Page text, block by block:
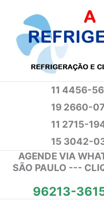
conteúdo
11 4456-
19 2660-
11 2715-
15 3042-
AGENDE VIA
SÃO PAULO ---
96213-